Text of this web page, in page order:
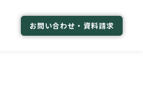
お問い合わせ・資料請求